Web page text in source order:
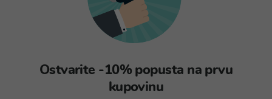
Ostvarite -10% popusta na prvu
kupovinu